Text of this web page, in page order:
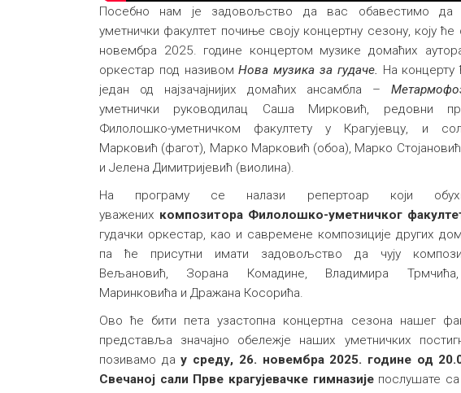
Посебно нам је задовољство да вас обавестимо да
уметнички факултет почиње своју концертну сезону, коју ће
новембра 2025. године концертом музике домаћих
оркестар под називомНова музика за гудаче. На концерту
један од најзачајнијих домаћих ансамбла –
уметнички руководилац Саша Мирковић, редовни
Филолошко-уметничком факултету у Крагујевцу, и
Марковић (фагот), Марко Марковић (обоа), Марко
и Јелена Димитријевић (виолина).
На програму се налази репертоар који
уважених композитора Филолошко-уметничког
гудачки оркестар, као и савремене композиције других
па ће присутни имати задовољство да чују
Вељановић, Зорана Комадине, Владимира
Маринковића и Дражана Косорића.
Ово ће бити пета узастопна концертна сезона нашег
представља значајно обележје наших уметничких
позивамо дау среду, 26. новембра 2025. године од
Свечаној сали Прве крагујевачке гимназијепослушате